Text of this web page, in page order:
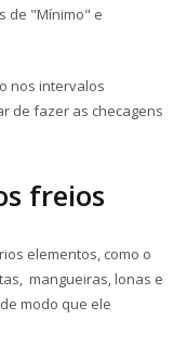
de "Mínimo" e
nos intervalos
de fazer as checagens
freios
elementos, como o
mangueiras, lonas e
modo que ele